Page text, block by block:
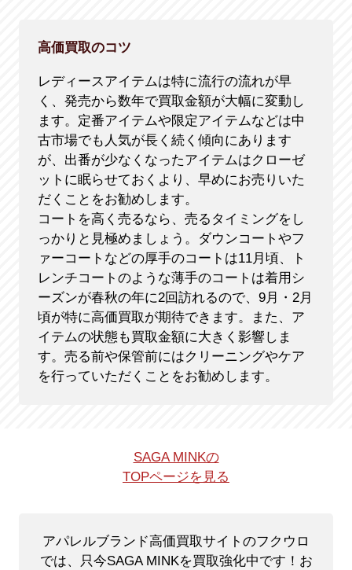
高価買取のコツ
レディースアイテムは特に流行の流れが早
く、発売から数年で買取金額が大幅に変動し
ます。定番アイテムや限定アイテムなどは中
古市場でも人気が長く続く傾向にあります
が、出番が少なくなったアイテムはクローゼ
ットに眠らせておくより、早めにお売りいた
だくことをお勧めします。
コートを高く売るなら、売るタイミングをし
っかりと見極めましょう。ダウンコートやフ
ァーコートなどの厚手のコートは11月頃、ト
レンチコートのような薄手のコートは着用シ
ーズンが春秋の年に2回訪れるので、9月・2月
頃が特に高価買取が期待できます。また、ア
イテムの状態も買取金額に大きく影響しま
す。売る前や保管前にはクリーニングやケア
を行っていただくことをお勧めします。
SAGA MINKの
TOPページを見る
アパレルブランド高価買取サイトのフクウロ
では、只今SAGA MINKを買取強化中です！ お